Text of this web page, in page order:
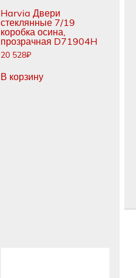
Harvia Двери
стеклянные 7/19
коробка осина,
прозрачная D71904H
20 528₽
В корзину